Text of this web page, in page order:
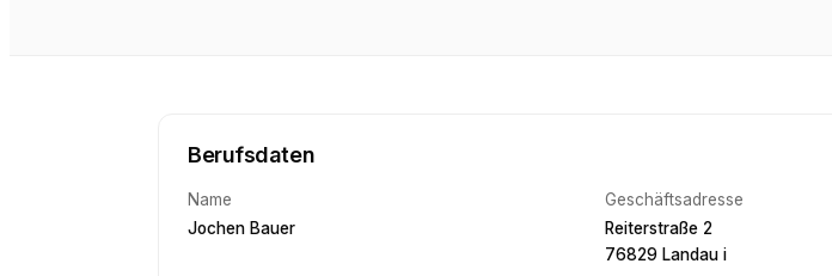
Berufsdaten
Name
Jochen Bauer
Geschäftsadresse
Reiterstraße 2
76829 Landau i